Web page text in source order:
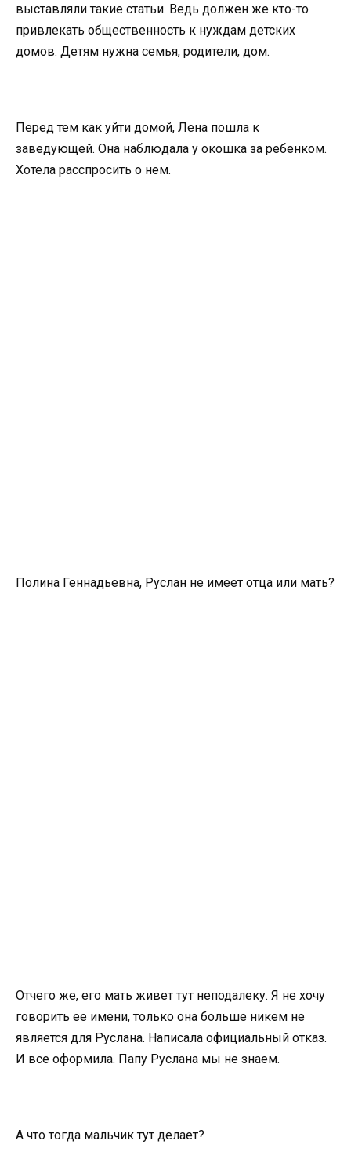
выставляли такие статьи. Ведь должен же кто-то
привлекать общественность к нуждам детских
домов. Детям нужна семья, родители, дом.
Перед тем как уйти домой, Лена пошла к
заведующей. Она наблюдала у окошка за ребенком.
Хотела расспросить о нем.
Полина Геннадьевна, Руслан не имеет отца или мать?
Отчего же, его мать живет тут неподалеку. Я не хочу
говорить ее имени, только она больше никем не
является для Руслана. Написала официальный отказ.
И все оформила. Папу Руслана мы не знаем.
А что тогда мальчик тут делает?